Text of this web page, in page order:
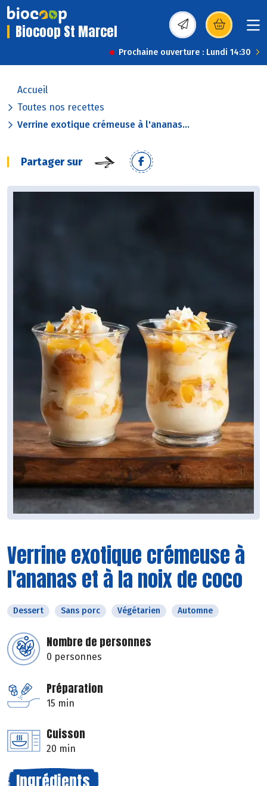
Biocoop St Marcel (s’ouvre dans une
Prochaine ouverture : Lundi 14:30
Accueil
Toutes nos recettes
Verrine exotique crémeuse à l'ananas...
Partager sur
Verrine exotique crémeuse à
l'ananas et à la noix de coco
Dessert Sans porc Végétarien Automne
Nombre de personnes
0 personnes
Préparation
15 min
Cuisson
20 min
Ingrédients